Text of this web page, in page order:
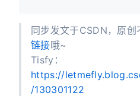
同步发文于CSDN，原创
链接哦~
Tisfy：
https://
/130301122